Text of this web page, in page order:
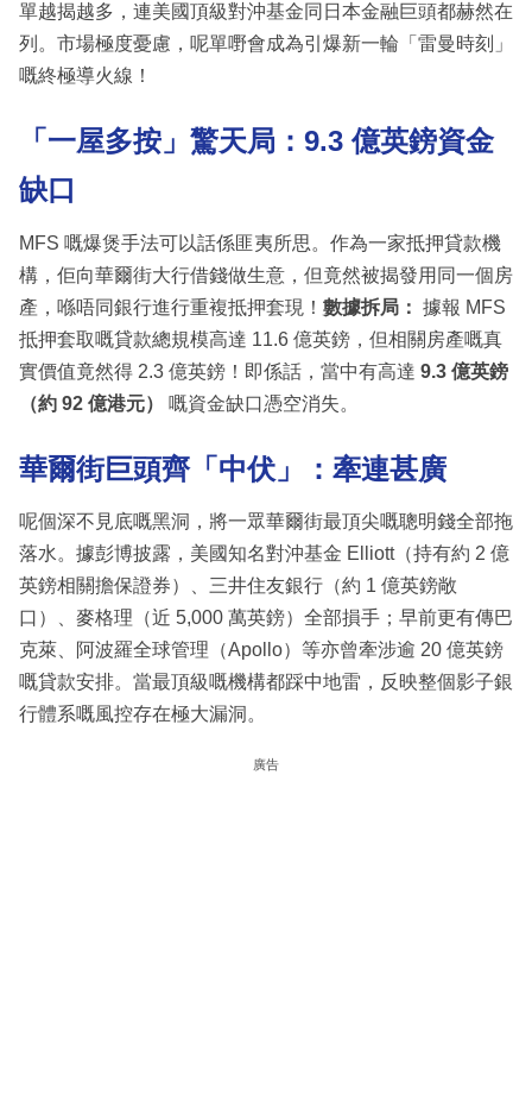
單越揭越多，連美國頂級對沖基金同日本金融巨頭都赫然在
列。市場極度憂慮，呢單嘢會成為引爆新一輪「雷曼時刻」
嘅終極導火線！
「一屋多按」驚天局：9.3 億英鎊資金
缺口
MFS 嘅爆煲手法可以話係匪夷所思。作為一家抵押貸款機
構，佢向華爾街大行借錢做生意，但竟然被揭發用同一個房
產，喺唔同銀行進行重複抵押套現！ 數據拆局： 據報 MFS
抵押套取嘅貸款總規模高達 11.6 億英鎊，但相關房產嘅真
實價值竟然得 2.3 億英鎊！即係話，當中有高達 9.3 億英鎊
（約 92 億港元）
嘅資金缺口憑空消失。
華爾街巨頭齊「中伏」：牽連甚廣
呢個深不見底嘅黑洞，將一眾華爾街最頂尖嘅聰明錢全部拖
落水。據彭博披露，美國知名對沖基金 Elliott（持有約 2 億
英鎊相關擔保證券）、三井住友銀行（約 1 億英鎊敞
口）、麥格理（近 5,000 萬英鎊）全部損手；早前更有傳巴
克萊、阿波羅全球管理（Apollo）等亦曾牽涉逾 20 億英鎊
嘅貸款安排。當最頂級嘅機構都踩中地雷，反映整個影子銀
行體系嘅風控存在極大漏洞。
廣告